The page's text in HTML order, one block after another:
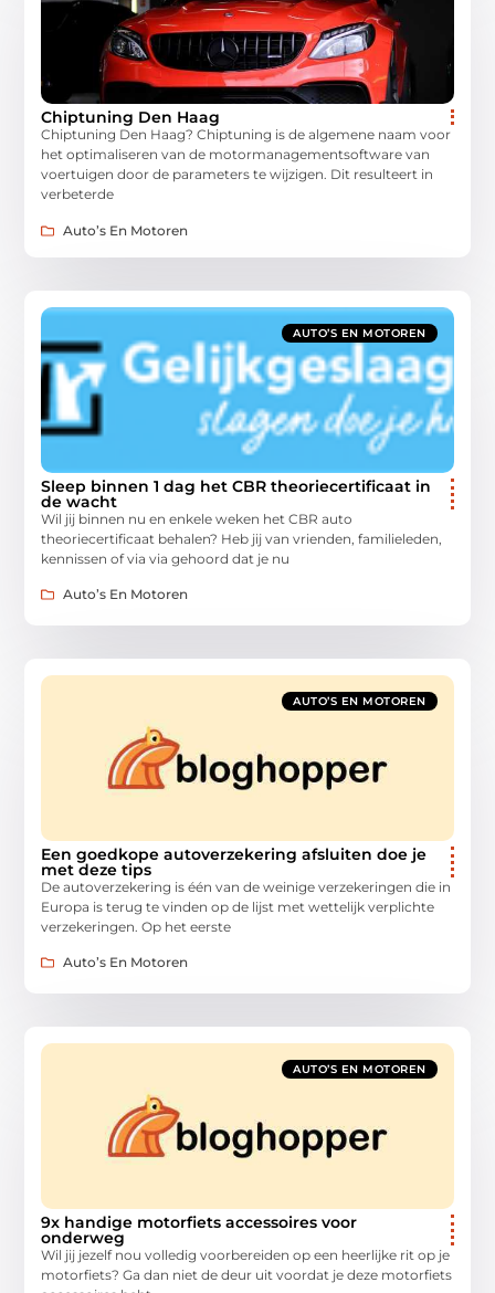
Chiptuning Den Haag
Chiptuning Den Haag? Chiptuning is de algemene naam voor
het optimaliseren van de motormanagementsoftware van
voertuigen door de parameters te wijzigen. Dit resulteert in
verbeterde
Auto’s En Motoren
AUTO’S EN MOTOREN
Sleep binnen 1 dag het CBR theoriecertificaat in
de wacht
Wil jij binnen nu en enkele weken het CBR auto
theoriecertificaat behalen? Heb jij van vrienden, familieleden,
kennissen of via via gehoord dat je nu
Auto’s En Motoren
AUTO’S EN MOTOREN
Een goedkope autoverzekering afsluiten doe je
met deze tips
De autoverzekering is één van de weinige verzekeringen die in
Europa is terug te vinden op de lijst met wettelijk verplichte
verzekeringen. Op het eerste
Auto’s En Motoren
AUTO’S EN MOTOREN
9x handige motorfiets accessoires voor
onderweg
Wil jij jezelf nou volledig voorbereiden op een heerlijke rit op je
motorfiets? Ga dan niet de deur uit voordat je deze motorfiets